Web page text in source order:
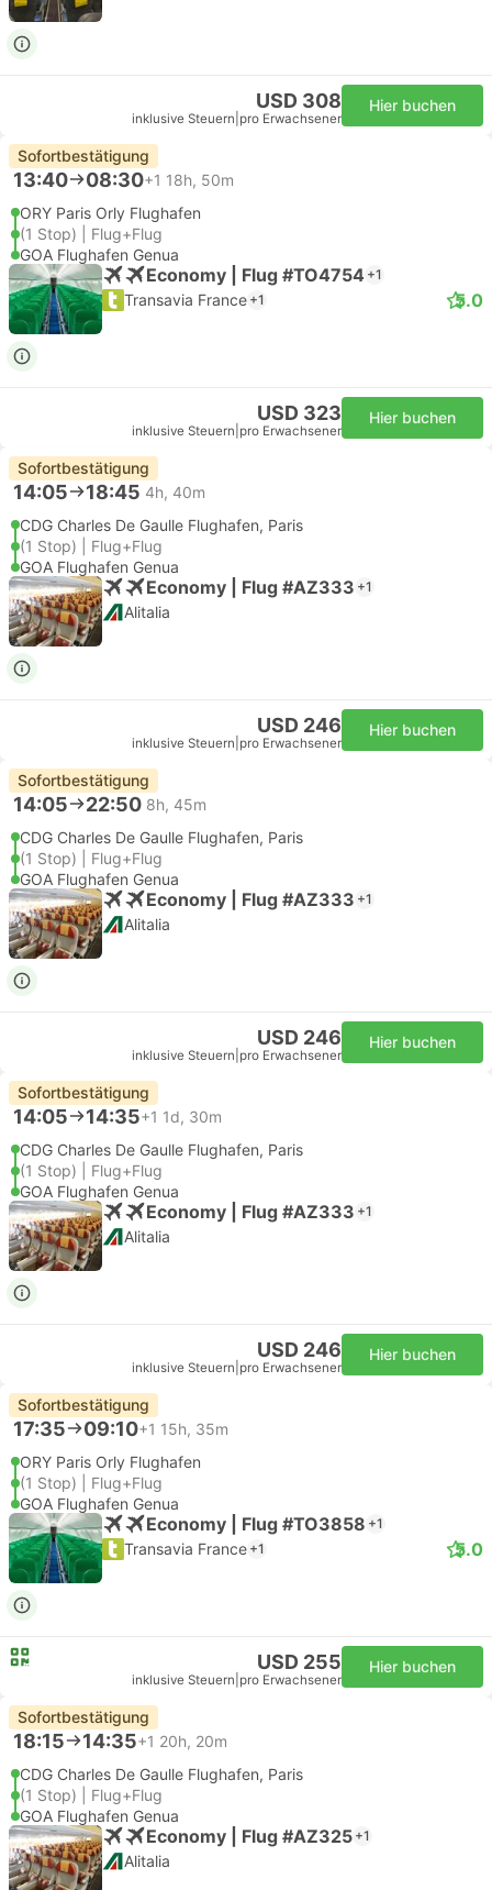
USD 308
inklusive Steuern pro Erwachsener
Hier buchen
Sofortbestätigung
13:40 08:30+1 18h, 50m
ORY Paris Orly Flughafen
(1 Stop) | Flug+Flug
GOA Flughafen Genua
Economy | Flug #TO4754 +1
Transavia France +1 5.0
USD 323
inklusive Steuern pro Erwachsener
Hier buchen
Sofortbestätigung
14:05 18:45 4h, 40m
CDG Charles De Gaulle Flughafen, Paris
(1 Stop) | Flug+Flug
GOA Flughafen Genua
Economy | Flug #AZ333 +1
Alitalia
USD 246
inklusive Steuern pro Erwachsener
Hier buchen
Sofortbestätigung
14:05 22:50 8h, 45m
CDG Charles De Gaulle Flughafen, Paris
(1 Stop) | Flug+Flug
GOA Flughafen Genua
Economy | Flug #AZ333 +1
Alitalia
USD 246
inklusive Steuern pro Erwachsener
Hier buchen
Sofortbestätigung
14:05 14:35+1 1d, 30m
CDG Charles De Gaulle Flughafen, Paris
(1 Stop) | Flug+Flug
GOA Flughafen Genua
Economy | Flug #AZ333 +1
Alitalia
USD 246
inklusive Steuern pro Erwachsener
Hier buchen
Sofortbestätigung
17:35 09:10+1 15h, 35m
ORY Paris Orly Flughafen
(1 Stop) | Flug+Flug
GOA Flughafen Genua
Economy | Flug #TO3858 +1
Transavia France +1 5.0
USD 255
inklusive Steuern pro Erwachsener
Hier buchen
Sofortbestätigung
18:15 14:35+1 20h, 20m
CDG Charles De Gaulle Flughafen, Paris
(1 Stop) | Flug+Flug
GOA Flughafen Genua
Economy | Flug #AZ325 +1
Alitalia